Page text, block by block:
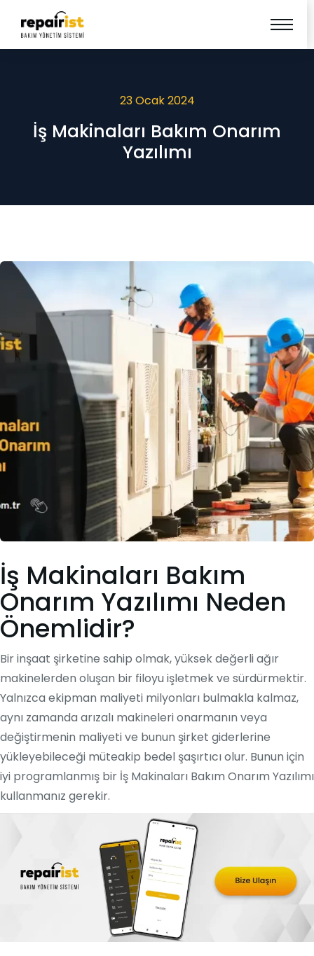
23 Ocak 2024
İş Makinaları Bakım Onarım
Yazılımı
İş Makinaları Bakım
Onarım Yazılımı Neden
Önemlidir?
Bir inşaat şirketine sahip olmak, yüksek değerli ağır
makinelerden oluşan bir filoyu işletmek ve sürdürmektir.
Yalnızca ekipman maliyeti milyonları bulmakla kalmaz,
aynı zamanda arızalı makineleri onarmanın veya
değiştirmenin maliyeti ve bunun şirket giderlerine
yükleyebileceği müteakip bedel şaşırtıcı olur. Bunun için
iyi programlanmış bir İş Makinaları Bakım Onarım Yazılımı
kullanmanız gerekir.